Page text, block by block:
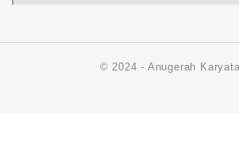
© 2024 - Anugerah